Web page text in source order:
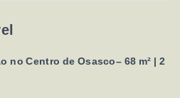
no Centro de Osasco– 68 m² | 2